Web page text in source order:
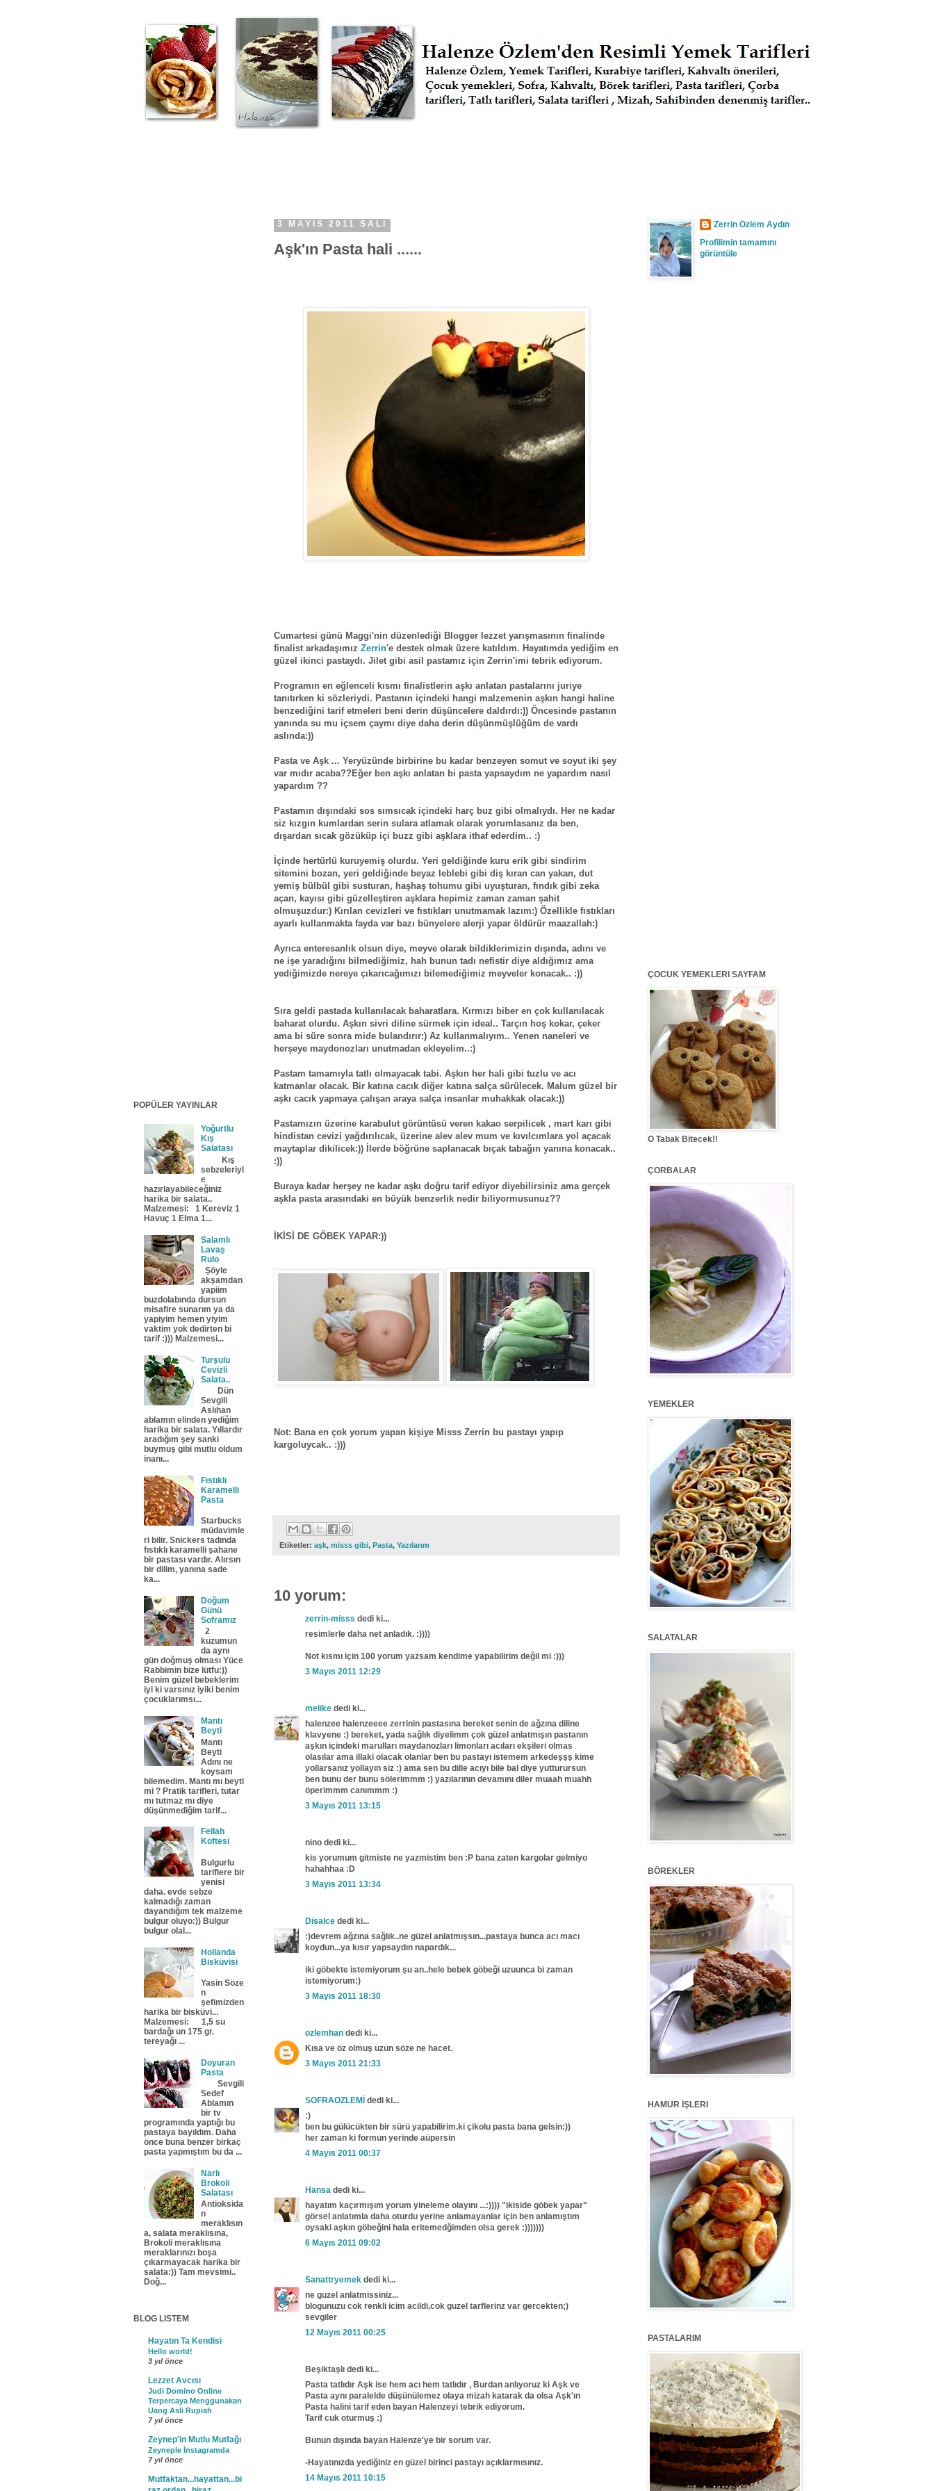
3 MAYIS 2011 SALI
Aşk'ın Pasta hali ......
Cumartesi günü Maggi'nin düzenlediği Blogger lezzet yarışmasının finalinde
finalist arkadaşımız Zerrin'e destek olmak üzere katıldım. Hayatımda yediğim en
güzel ikinci pastaydı. Jilet gibi asil pastamız için Zerrin'imi tebrik ediyorum.
Programın en eğlenceli kısmı finalistlerin aşkı anlatan pastalarını juriye
tanıtırken ki sözleriydi. Pastanın içindeki hangi malzemenin aşkın hangi haline
benzediğini tarif etmeleri beni derin düşüncelere daldırdı:)) Öncesinde pastanın
yanında su mu içsem çaymı diye daha derin düşünmüşlüğüm de vardı
aslında:))
Pasta ve Aşk ... Yeryüzünde birbirine bu kadar benzeyen somut ve soyut iki şey
var mıdır acaba??Eğer ben aşkı anlatan bi pasta yapsaydım ne yapardım nasıl
yapardım ??
Pastamın dışındaki sos sımsıcak içindeki harç buz gibi olmalıydı. Her ne kadar
siz kızgın kumlardan serin sulara atlamak olarak yorumlasanız da ben,
dışardan sıcak gözüküp içi buzz gibi aşklara ithaf ederdim.. :)
İçinde hertürlü kuruyemiş olurdu. Yeri geldiğinde kuru erik gibi sindirim
sitemini bozan, yeri geldiğinde beyaz leblebi gibi diş kıran can yakan, dut
yemiş bülbül gibi susturan, haşhaş tohumu gibi uyuşturan, fındık gibi zeka
açan, kayısı gibi güzelleştiren aşklara hepimiz zaman zaman şahit
olmuşuzdur:) Kırılan cevizleri ve fıstıkları unutmamak lazım:) Özellikle fıstıkları
ayarlı kullanmakta fayda var bazı bünyelere alerji yapar öldürür maazallah:)
Ayrıca enteresanlık olsun diye, meyve olarak bildiklerimizin dışında, adını ve
ne işe yaradığını bilmediğimiz, hah bunun tadı nefistir diye aldığımız ama
yediğimizde nereye çıkarıcağımızı bilemediğimiz meyveler konacak.. :))
Sıra geldi pastada kullanılacak baharatlara. Kırmızı biber en çok kullanılacak
baharat olurdu. Aşkın sivri diline sürmek için ideal.. Tarçın hoş kokar, çeker
ama bi süre sonra mide bulandırır:) Az kullanmalıyım.. Yenen naneleri ve
herşeye maydonozları unutmadan ekleyelim..:)
Pastam tamamıyla tatlı olmayacak tabi. Aşkın her hali gibi tuzlu ve acı
katmanlar olacak. Bir katına cacık diğer katına salça sürülecek. Malum güzel bir
aşkı cacık yapmaya çalışan araya salça insanlar muhakkak olacak:))
Pastamızın üzerine karabulut görüntüsü veren kakao serpilicek , mart karı gibi
hindistan cevizi yağdırılıcak, üzerine alev alev mum ve kıvılcımlara yol açacak
maytaplar dikilicek:)) İlerde böğrüne saplanacak bıçak tabağın yanına konacak..
:))
Buraya kadar herşey ne kadar aşkı doğru tarif ediyor diyebilirsiniz ama gerçek
aşkla pasta arasındaki en büyük benzerlik nedir biliyormusunuz??
İKİSİ DE GÖBEK YAPAR:))
Not: Bana en çok yorum yapan kişiye Misss Zerrin bu pastayı yapıp
kargoluycak.. :)))
Etiketler: aşk, misss gibi, Pasta, Yazılarım
10 yorum:
zerrin-misss dedi ki...
resimlerle daha net anladık. :))))
Not kısmı için 100 yorum yazsam kendime yapabilirim değil mi :)))
3 Mayıs 2011 12:29
melike dedi ki...
halenzee halenzeeee zerrinin pastasına bereket senin de ağzına diline
klavyene :) bereket, yada sağlık diyelimm çok güzel anlatmışın pastanın
aşkın içindeki marulları maydanozları limonları acıları ekşileri olmas
olasılar ama illaki olacak olanlar ben bu pastayı istemem arkedeşşş kime
yollarsanız yollayın siz :) ama sen bu dille acıyı bile bal diye yutturursun
ben bunu der bunu sölerimmm :) yazılarının devamını diler muaah muahh
öperimmm canımmm :)
3 Mayıs 2011 13:15
nino dedi ki...
kis yorumum gitmiste ne yazmistim ben :P bana zaten kargolar gelmiyo
hahahhaa :D
3 Mayıs 2011 13:34
Disalce dedi ki...
:)devrem ağzına sağlık..ne güzel anlatmışsın...pastaya bunca acı macı
koydun...ya kısır yapsaydın napardık...
iki göbekte istemiyorum şu an..hele bebek göbeği uzuunca bi zaman
istemiyorum:)
3 Mayıs 2011 18:30
ozlemhan dedi ki...
Kısa ve öz olmuş uzun söze ne hacet.
3 Mayıs 2011 21:33
SOFRAOZLEMİ dedi ki...
:)
ben bu gülücükten bir sürü yapabilirim.ki çikolu pasta bana gelsin:))
her zaman ki formun yerinde aüpersin
4 Mayıs 2011 00:37
Hansa dedi ki...
hayatım kaçırmışım yorum yineleme olayını ...:)))) "ikiside göbek yapar"
görsel anlatımla daha oturdu yerine anlamayanlar için ben anlamıştım
oysaki aşkın göbeğini hala eritemedğimden olsa gerek :)))))))
6 Mayıs 2011 09:02
Sanattryemek dedi ki...
ne guzel anlatmissiniz...
blogunuzu cok renkli icim acildi,cok guzel tarflerinz var gercekten;)
sevgiler
12 Mayıs 2011 00:25
Beşiktaşlı dedi ki...
Pasta tatlıdır Aşk ise hem acı hem tatlıdır , Burdan anlıyoruz ki Aşk ve
Pasta aynı paralelde düşünülemez olaya mizah katarak da olsa Aşk'ın
Pasta halini tarif eden bayan Halenzeyi tebrik ediyorum.
Tarif cuk oturmuş :)
Bunun dışında bayan Halenze'ye bir sorum var.
-Hayatınızda yediğiniz en güzel birinci pastayı açıklarmısınız.
14 Mayıs 2011 10:15
POPÜLER YAYINLAR
Yoğurtlu
Kış
Salatası
Kış
sebzeleriyl
e
hazırlayabileceğiniz
harika bir salata..
Malzemesi: 1 Kereviz 1
Havuç 1 Elma 1...
Salamlı
Lavaş
Rulo
Şöyle
akşamdan
yapiim
buzdolabında dursun
misafire sunarım ya da
yapiyim hemen yiyim
vaktim yok dedirten bi
tarif :))) Malzemesi...
Turşulu
Cevizli
Salata..
Dün
Sevgili
Aslıhan
ablamın elinden yediğim
harika bir salata. Yıllardır
aradığım şey sanki
buymuş gibi mutlu oldum
inanı...
Fıstıklı
Karamelli
Pasta
Starbucks
müdavimle
ri bilir. Snickers tadında
fıstıklı karamelli şahane
bir pastası vardır. Alırsın
bir dilim, yanına sade
ka...
Doğum
Günü
Soframız
2
kuzumun
da aynı
gün doğmuş olması Yüce
Rabbimin bize lütfu:))
Benim güzel bebeklerim
iyi ki varsınız iyiki benim
çocuklarımsı...
Mantı
Beyti
Mantı
Beyti
Adını ne
koysam
bilemedim. Mantı mı beyti
mi ? Pratik tarifleri, tutar
mı tutmaz mı diye
düşünmediğim tarif...
Fellah
Köftesi
Bulgurlu
tariflere bir
yenisi
daha. evde sebze
kalmadığı zaman
dayandığım tek malzeme
bulgur oluyo:)) Bulgur
bulgur olal...
Hollanda
Bisküvisi
Yasin Söze
n
şefimizden
harika bir bisküvi...
Malzemesi: 1,5 su
bardağı un 175 gr.
tereyağı ...
Doyuran
Pasta
Sevgili
Sedef
Ablamın
bir tv
programında yaptığı bu
pastaya bayıldım. Daha
önce buna benzer birkaç
pasta yapmıştım bu da ...
Narlı
Brokoli
Salatası
Antioksida
n
meraklısın
a, salata meraklısına,
Brokoli meraklısına
meraklarınızı boşa
çıkarmayacak harika bir
salata:)) Tam mevsimi..
Doğ...
BLOG LISTEM
Hayatın Ta Kendisi
Hello world!
3 yıl önce
Lezzet Avcısı
Judi Domino Online
Terpercaya Menggunakan
Uang Asli Rupiah
7 yıl önce
Zeynep'in Mutlu Mutfağı
Zeyneple İnstagramda
7 yıl önce
Mutfaktan...hayattan...bi
Zerrin Özlem Aydın
Profilimin tamamını
görüntüle
ÇOCUK YEMEKLERI SAYFAM
O Tabak Bitecek!!
ÇORBALAR
YEMEKLER
SALATALAR
BÖREKLER
HAMUR İŞLERI
PASTALARIM